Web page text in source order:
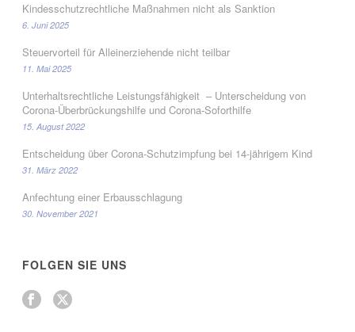
Kindesschutzrechtliche Maßnahmen nicht als Sanktion
6. Juni 2025
Steuervorteil für Alleinerziehende nicht teilbar
11. Mai 2025
Unterhaltsrechtliche Leistungsfähigkeit – Unterscheidung von
Corona-Überbrückungshilfe und Corona-Soforthilfe
15. August 2022
Entscheidung über Corona-Schutzimpfung bei 14-jährigem Kind
31. März 2022
Anfechtung einer Erbausschlagung
30. November 2021
FOLGEN SIE UNS